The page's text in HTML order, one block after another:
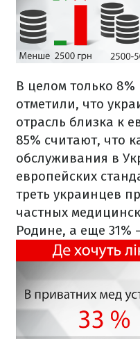
В целом только
отметили, что
отрасль близка к
85% считают, что
обслуживания в
европейских
треть украинцев
частных
Родине, а еще 31%